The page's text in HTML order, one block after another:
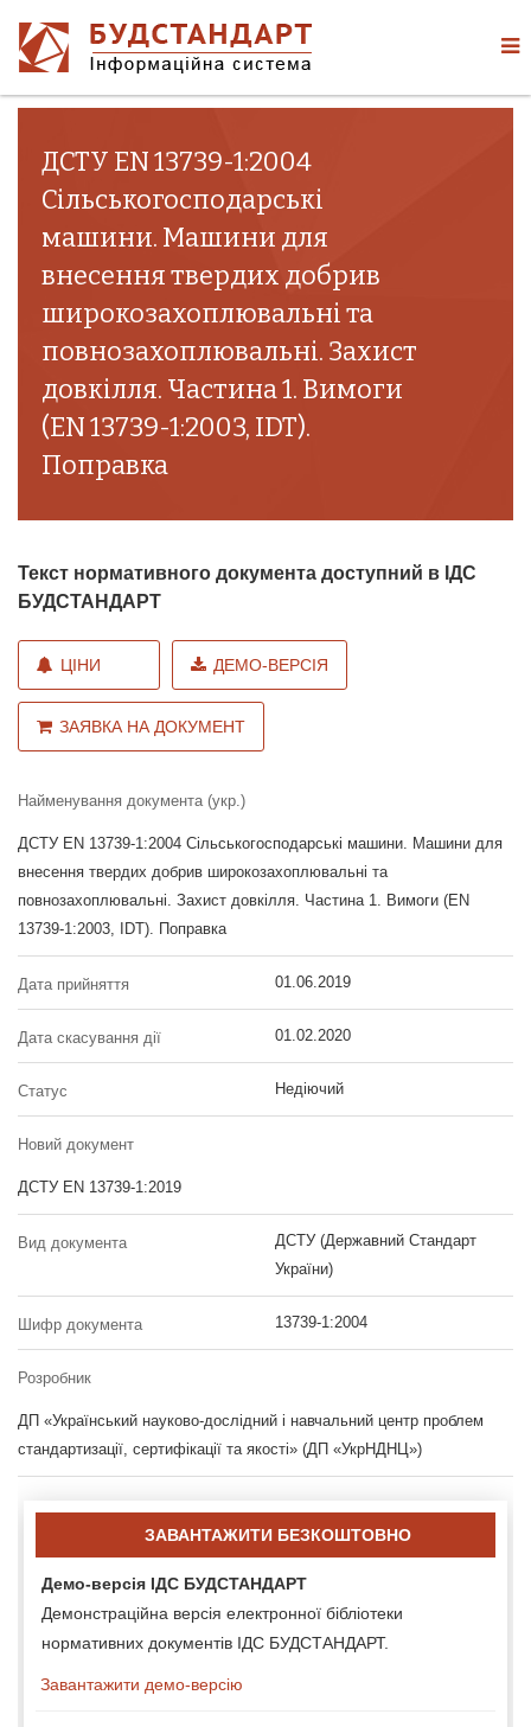
ДСТУ EN 13739-1:2004
Сільськогосподарські
машини. Машини для
внесення твердих добрив
широкозахоплювальні та
повнозахоплювальні. Захист
довкілля. Частина 1. Вимоги
(EN 13739-1:2003, IDT).
Поправка
Текст нормативного документа доступний в ІДС
БУДСТАНДАРТ
ЦІНИ ДЕМО-ВЕРСІЯ
ЗАЯВКА НА ДОКУМЕНТ
Найменування документа (укр.)
ДСТУ EN 13739-1:2004 Сільськогосподарські машини. Машини для
внесення твердих добрив широкозахоплювальні та
повнозахоплювальні. Захист довкілля. Частина 1. Вимоги (EN
13739-1:2003, IDT). Поправка
Дата прийняття 01.06.2019
Дата скасування дії 01.02.2020
Статус Недіючий
Новий документ
ДСТУ EN 13739-1:2019
Вид документа
ДСТУ (Державний Стандарт
України)
Шифр документа 13739-1:2004
Розробник
ДП «Український науково-дослідний і навчальний центр проблем
стандартизації, сертифікації та якості» (ДП «УкрНДНЦ»)
ЗАВАНТАЖИТИ БЕЗКОШТОВНО
Демо-версія ІДС БУДСТАНДАРТ
Демонстраційна версія електронної бібліотеки
нормативних документів ІДС БУДСТАНДАРТ.
Завантажити демо-версію